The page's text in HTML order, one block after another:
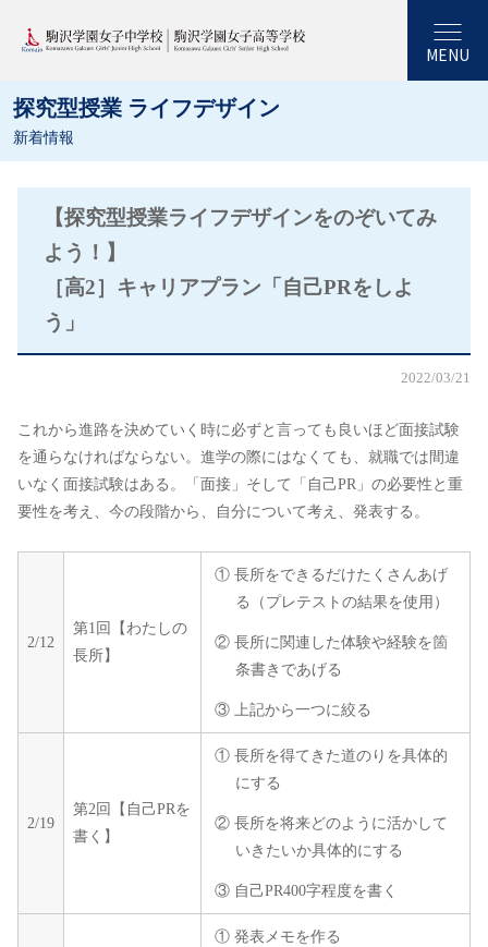
MENU
探究型授業 ライフデザイン
新着情報
【探究型授業ライフデザインをのぞいてみ
よう！】
［高2］キャリアプラン「自己PRをしよ
う」
2022/03/21
これから進路を決めていく時に必ずと言っても良いほど面接試験
を通らなければならない。進学の際にはなくても、就職では間違
いなく面接試験はある。「面接」そして「自己PR」の必要性と重
要性を考え、今の段階から、自分について考え、発表する。
2/12
第1回【わたしの
長所】
① 長所をできるだけたくさんあげ
る（プレテストの結果を使用）
② 長所に関連した体験や経験を箇
条書きであげる
③ 上記から一つに絞る
2/19
第2回【自己PRを
書く】
① 長所を得てきた道のりを具体的
にする
② 長所を将来どのように活かして
いきたいか具体的にする
③ 自己PR400字程度を書く
① 発表メモを作る